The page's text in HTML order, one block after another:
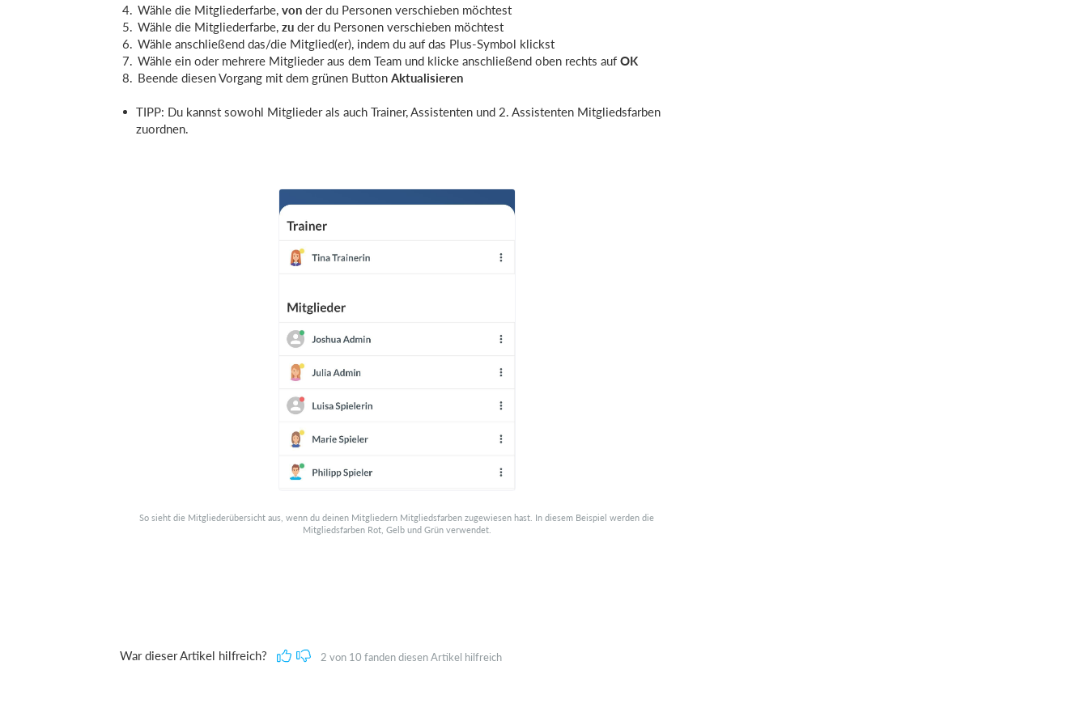
Wähle die Mitgliederfarbe, von der du Personen verschieben möchtest
Wähle die Mitgliederfarbe, zu der du Personen verschieben möchtest
Wähle anschließend das/die Mitglied(er), indem du auf das Plus-Symbol klickst
Wähle ein oder mehrere Mitglieder aus dem Team und klicke anschließend oben rechts auf OK
Beende diesen Vorgang mit dem grünen Button Aktualisieren
TIPP: Du kannst sowohl Mitglieder als auch Trainer, Assistenten und 2. Assistenten Mitgliedsfarben
zuordnen.
So sieht die Mitgliederübersicht aus, wenn du deinen Mitgliedern Mitgliedsfarben zugewiesen hast. In diesem Beispiel werden die
Mitgliedsfarben Rot, Gelb und Grün verwendet.
War dieser Artikel hilfreich? 2 von 10 fanden diesen Artikel hilfreich